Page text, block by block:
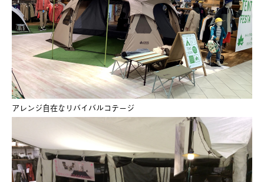
アレンジ自在なリバイバルコテージ